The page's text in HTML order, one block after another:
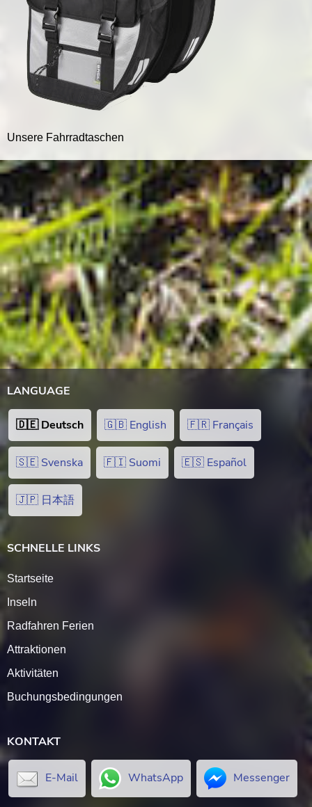
Unsere Fahrradtaschen
LANGUAGE
🇩🇪 Deutsch 🇬🇧 English 🇫🇷 Français
🇸🇪 Svenska 🇫🇮 Suomi 🇪🇸 Español
🇯🇵 日本語
SCHNELLE LINKS
Startseite
Inseln
Radfahren Ferien
Attraktionen
Aktivitäten
Buchungsbedingungen
KONTAKT
E-Mail WhatsApp Messenger